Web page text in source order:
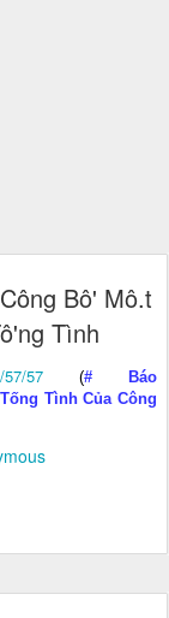
Bô' Mô.t
Tình
57 (# Báo
Tình Của Công